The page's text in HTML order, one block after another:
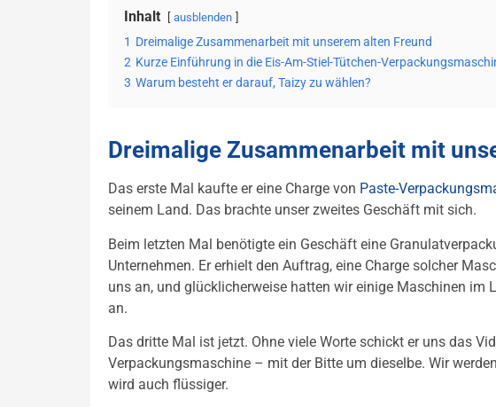
Inhalt ausblenden
1 Dreimalige Zusammenarbeit mit unserem alten Freund
2 Kurze Einführung in die Eis-Am-Stiel-Tütchen-
3 Warum besteht er darauf, Taizy zu wählen?
Dreimalige Zusammenarbeit mit
Das erste Mal kaufte er eine Charge von Paste-
seinem Land. Das brachte unser zweites Geschäft mit sich.
Beim letzten Mal benötigte ein Geschäft eine
Unternehmen. Er erhielt den Auftrag, eine Charge solcher
uns an, und glücklicherweise hatten wir einige Maschinen im
an.
Das dritte Mal ist jetzt. Ohne viele Worte schickt er uns das
Verpackungsmaschine – mit der Bitte um dieselbe. Wir
wird auch flüssiger.